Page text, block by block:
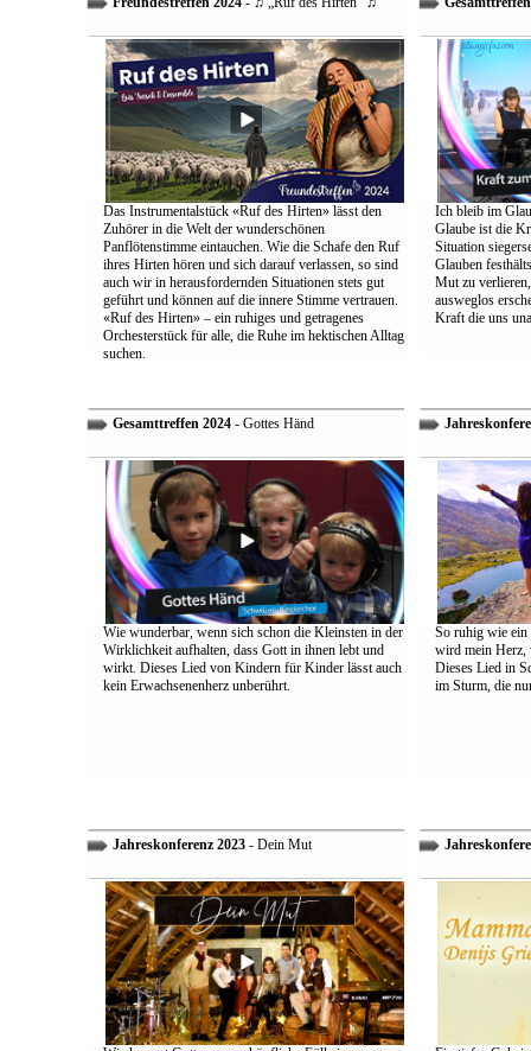
Das Instrumentalstück «Ruf des Hirten» lässt den
Zuhörer in die Welt der wunderschönen
Panflötenstimme eintauchen. Wie die Schafe den Ruf
ihres Hirten hören und sich darauf verlassen, so sind
auch wir in herausfordernden Situationen stets gut
geführt und können auf die innere Stimme vertrauen.
«Ruf des Hirten» – ein ruhiges und getragenes
Orchesterstück für alle, die Ruhe im hektischen Alltag
suchen.
Ich bleib im
Glaube ist die
Situation
Glauben
Mut zu
ausweglos
Kraft die uns
Gesamttreffen 2024- Gottes Händ
Wie wunderbar, wenn sich schon die Kleinsten in der
Wirklichkeit aufhalten, dass Gott in ihnen lebt und
wirkt. Dieses Lied von Kindern für Kinder lässt auch
kein Erwachsenenherz unberührt.
So ruhig wie ein
wird mein Herz,
Dieses Lied in
im Sturm, die
Jahreskonferenz 2023- Dein Mut